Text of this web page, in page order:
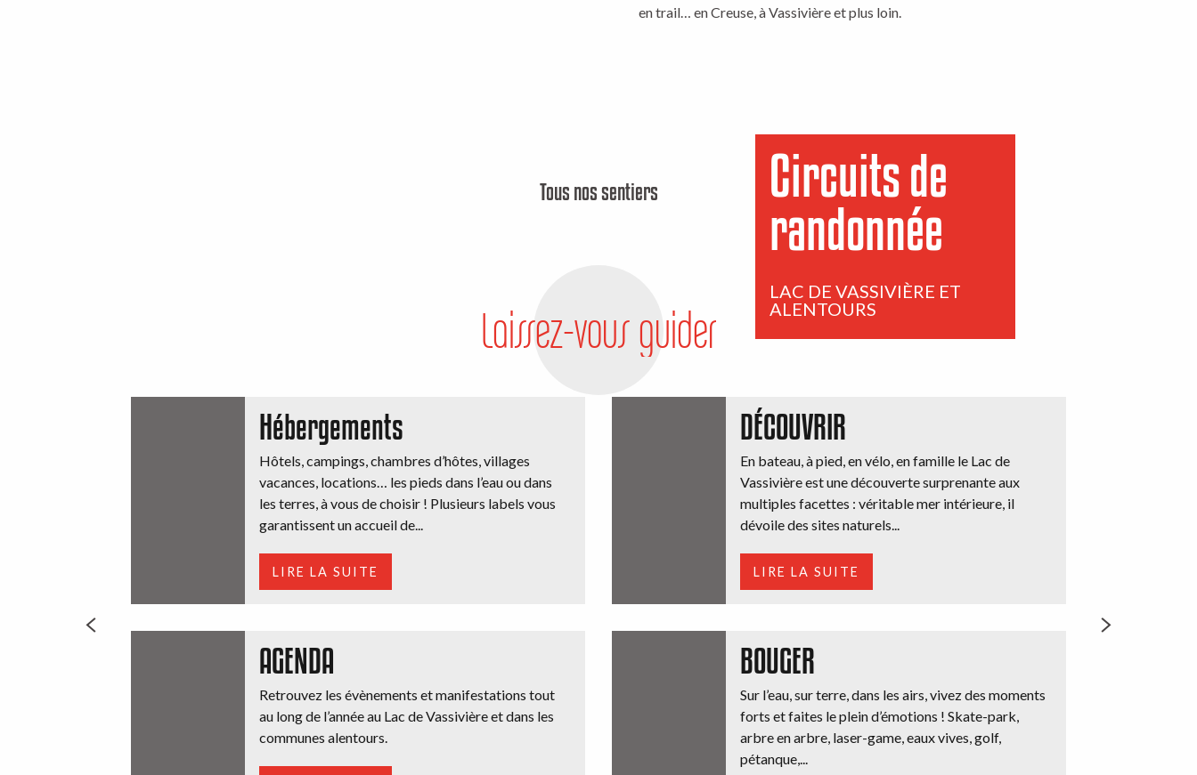
en trail… en Creuse, à Vassivière et plus loin.
Tous nos sentiers
Circuits de
randonnée
LAC DE VASSIVIÈRE ET
ALENTOURS
Laissez-vous guider
Hébergements
Hôtels, campings, chambres d’hôtes, villages
vacances, locations… les pieds dans l’eau ou dans
les terres, à vous de choisir ! Plusieurs labels vous
garantissent un accueil de...
LIRE LA SUITE
DÉCOUVRIR
En bateau, à pied, en vélo, en famille le Lac de
Vassivière est une découverte surprenante aux
multiples facettes : véritable mer intérieure, il
dévoile des sites naturels...
LIRE LA SUITE
AGENDA
Retrouvez les évènements et manifestations tout
au long de l’année au Lac de Vassivière et dans les
communes alentours.
BOUGER
Sur l’eau, sur terre, dans les airs, vivez des moments
forts et faites le plein d’émotions ! Skate-park,
arbre en arbre, laser-game, eaux vives, golf,
pétanque,...